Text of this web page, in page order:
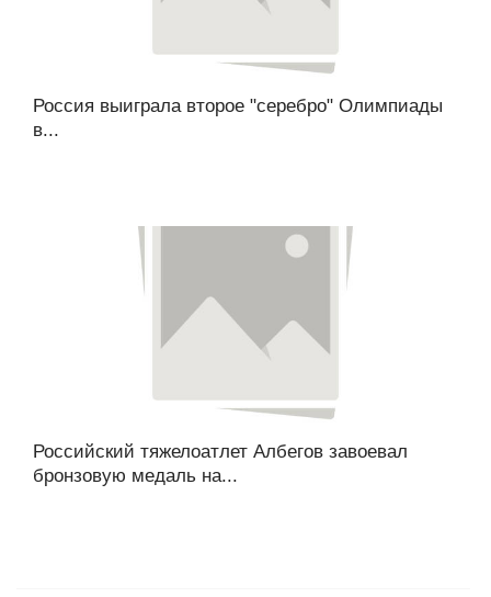
Россия выиграла второе "серебро" Олимпиады
в...
Российский тяжелоатлет Албегов завоевал
бронзовую медаль на...